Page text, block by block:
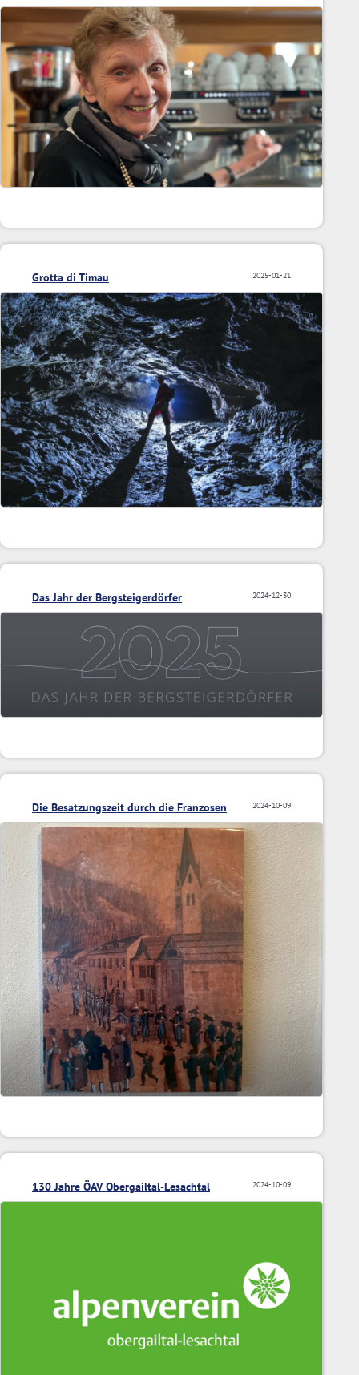
2025-01-21
Grotta di Timau
2024-12-30
Das Jahr der Bergsteigerdörfer
2024-10-09
Die Besatzungszeit durch die Franzosen
2024-10-09
130 Jahre ÖAV Obergailtal-Lesachtal